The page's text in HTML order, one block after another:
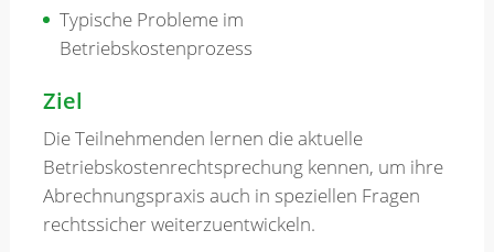
Typische Probleme im
Betriebskostenprozess
Ziel
Die Teilnehmenden lernen die aktuelle
Betriebskostenrechtsprechung kennen, um ihre
Abrechnungspraxis auch in speziellen Fragen
rechtssicher weiterzuentwickeln.